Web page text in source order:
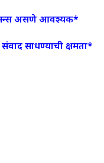
असणे आवश्यक*
साधण्याची क्षमता*